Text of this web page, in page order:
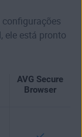
ele está pronto
AVG Secure
Browser